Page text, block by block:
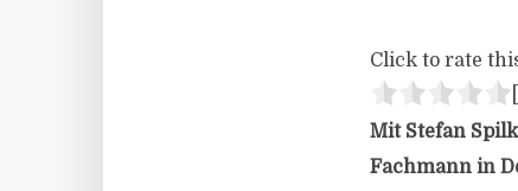
Click to rate
Mit Stefan
Fachmann in